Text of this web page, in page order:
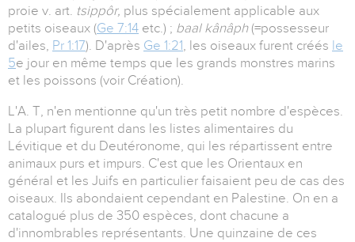
proie v. art. tsippôr, plus spécialement applicable aux
petits oiseaux (Ge 7:14 etc.) ; baal kânâph (=possesseur
d'ailes, Pr 1:17). D'après Ge 1:21, les oiseaux furent créés le
5e jour en même temps que les grands monstres marins
et les poissons (voir Création).
L'A. T, n'en mentionne qu'un très petit nombre d'espèces.
La plupart figurent dans les listes alimentaires du
Lévitique et du Deutéronome, qui les répartissent entre
animaux purs et impurs. C'est que les Orientaux en
général et les Juifs en particulier faisaient peu de cas des
oiseaux. Ils abondaient cependant en Palestine. On en a
catalogué plus de 350 espèces, dont chacune a
d'innombrables représentants. Une quinzaine de ces